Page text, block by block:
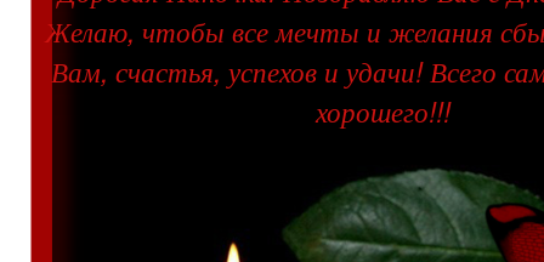
Желаю, чтобы все мечты и желания
Вам, счастья, успехов и удачи! Всего
хорошего!!!